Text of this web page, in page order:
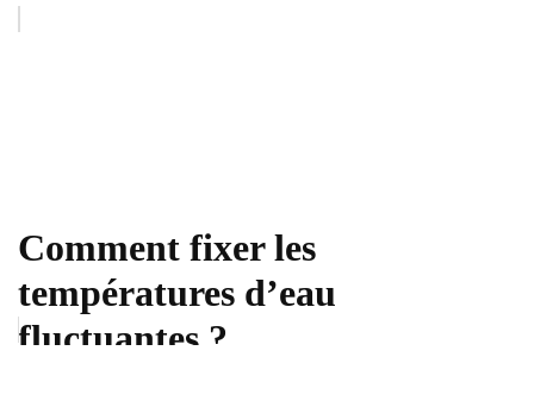
Comment fixer les
températures d’eau
fluctuantes ?